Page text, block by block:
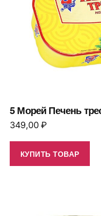
5 Морей Печень
349,00₽
КУПИТЬ ТОВАР